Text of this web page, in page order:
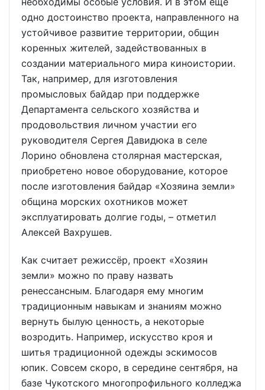
одно достоинство проекта, направленного на
устойчивое развитие территории, общин
коренных жителей, задействованных в
создании материального мира киноистории.
Так, например, для изготовления
промысловых байдар при поддержке
Департамента сельского хозяйства и
продовольствия личном участии его
руководителя Сергея Давидюка в селе
Лорино обновлена столярная мастерская,
приобретено новое оборудование, которое
после изготовления байдар «Хозяина земли»
община морских охотников может
эксплуатировать долгие годы, – отметил
Алексей Вахрушев.
Как считает режиссёр, проект «Хозяин
земли» можно по праву назвать
ренессансным. Благодаря ему многим
традиционным навыкам и знаниям можно
вернуть былую ценность, а некоторые
возродить. Например, искусство кроя и
шитья традиционной одежды эскимосов
юпик. Совсем скоро, в середине сентября, на
базе Чукотского многопрофильного колледжа